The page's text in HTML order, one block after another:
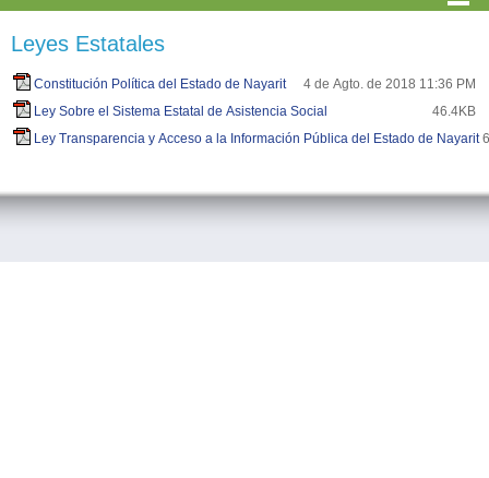
Leyes Estatales
Constitución Política del Estado de Nayarit
4 de Agto. de 2018 11:36 PM
Ley Sobre el Sistema Estatal de Asistencia Social
46.4KB
Ley Transparencia y Acceso a la Información Pública del Estado de Nayarit